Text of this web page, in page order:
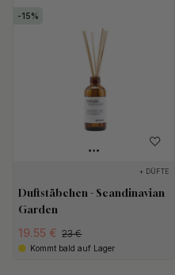
15
+ DÜFTE
Duftstäbchen - Scandinavian
Garden
19.55 € 23 €
Kommt bald auf Lager